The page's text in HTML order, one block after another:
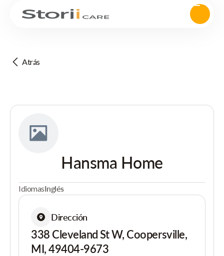
Atrás
Hansma Home
IdiomasInglés
Dirección
338 Cleveland St W, Coopersville,
MI, 49404-9673